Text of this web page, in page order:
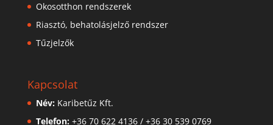
Okosotthon rendszerek
Riasztó, behatolásjelző rendszer
Tűzjelzők
Kapcsolat
Név:Karibetűz Kft.
Telefon: +36 70 622 4136/ +36 30 539 0769